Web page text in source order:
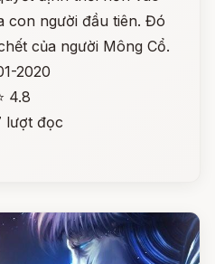
con người đầu tiên. Đó
của người Mông Cổ.
2020
4.8
lượt đọc